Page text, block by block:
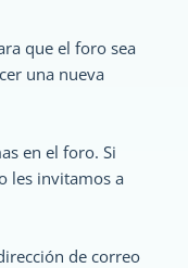
que el foro sea
una nueva
en el foro. Si
les invitamos a
de correo